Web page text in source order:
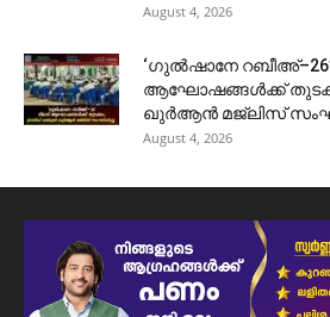
August 4, 2026
‘ഗുൽഷാനേ റബീഅ്–26’
ആഘോഷങ്ങൾക്ക്
ഖുർആൻ മജ്‌ലിസ്
August 4, 2026